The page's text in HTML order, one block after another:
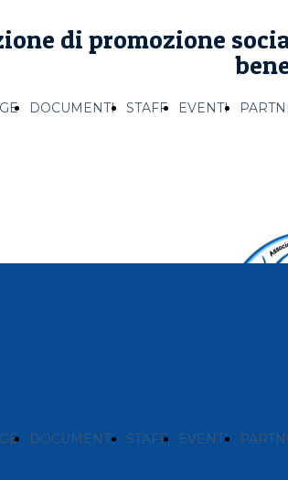
di promozione
DOCUMENTI STAFF EVENTI
DOCUMENTI STAFF EVENTI